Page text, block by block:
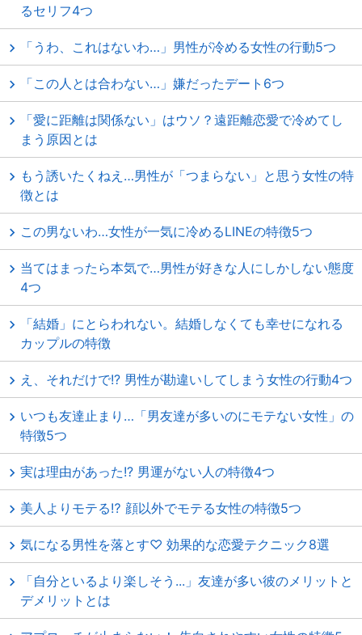
るセリフ4つ
「うわ、これはないわ…」男性が冷める女性の行動5つ
「この人とは合わない…」嫌だったデート6つ
「愛に距離は関係ない」はウソ？遠距離恋愛で冷めてし
まう原因とは
もう誘いたくねえ…男性が「つまらない」と思う女性の特
徴とは
この男ないわ…女性が一気に冷めるLINEの特徴5つ
当てはまったら本気で…男性が好きな人にしかしない態度
4つ
「結婚」にとらわれない。結婚しなくても幸せになれる
カップルの特徴
え、それだけで!? 男性が勘違いしてしまう女性の行動4つ
いつも友達止まり…「男友達が多いのにモテない女性」の
特徴5つ
実は理由があった!? 男運がない人の特徴4つ
美人よりモテる⁉ 顔以外でモテる女性の特徴5つ
気になる男性を落とす♡ 効果的な恋愛テクニック8選
「自分といるより楽しそう...」友達が多い彼のメリットと
デメリットとは